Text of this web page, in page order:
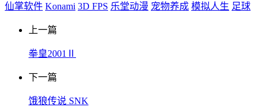
仙掌软件 Konami 3D FPS 乐堂动漫 宠物养成 模拟人生 足球
上一篇
拳皇2001Ⅱ
下一篇
饿狼传说 SNK